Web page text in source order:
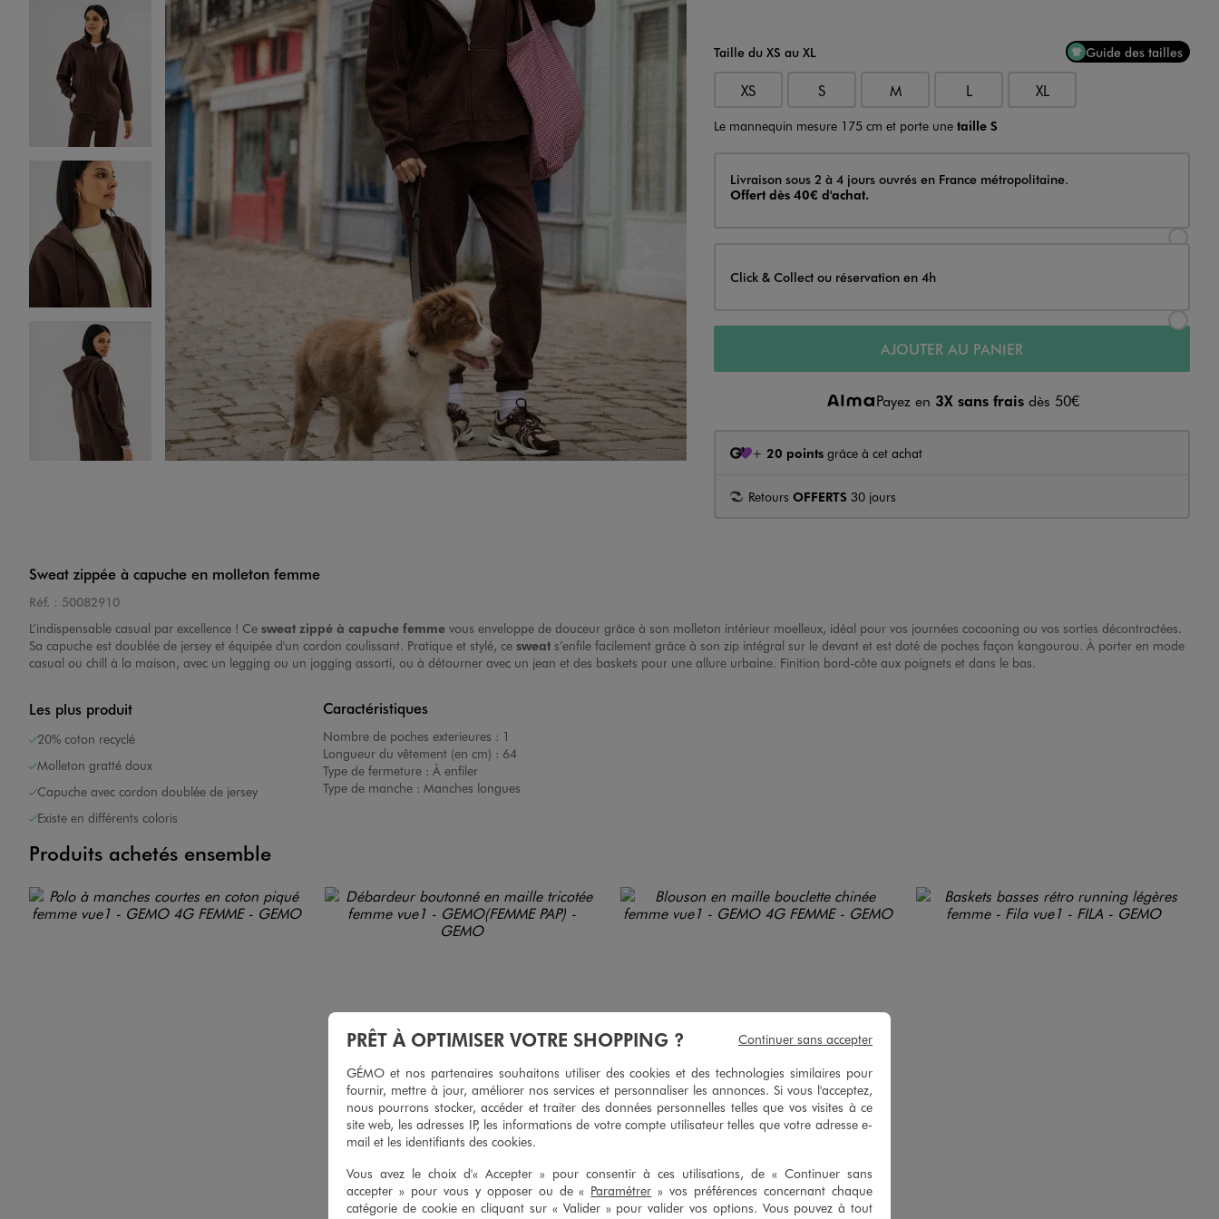
Image 2 sur 5
Image 3 sur 5
Image 5 sur 5
Taille du XS au XL Guide des tailles
XS S M L XL
Le mannequin mesure 175 cm et porte unetaille S
Livraison
Livraison sous 2 à 4 jours ouvrés en France métropolitaine.
Offert dès 40€ d'achat.
Click & Collect ou réservation en 4h
AJOUTER AU PANIER
Payez en 3X sans fraisdès 50€
+ 20 pointsgrâce à cet achat
Retours OFFERTS 30 jours
Sweat zippée à capuche en molleton femme
Réf. : 50082910
L’indispensable casual par excellence ! Ce sweat zippé à capuche femme vous enveloppe de douceur grâce à son molleton intérieur moelleux, idéal pour vos journées cocooning ou vos sorties décontractées.
Sa capuche est doublée de jersey et équipée d'un cordon coulissant. Pratique et stylé, ce sweat s’enfile facilement grâce à son zip intégral sur le devant et est doté de poches façon kangourou. À porter en mode
casual ou chill à la maison, avec un legging ou un jogging assorti, ou à détourner avec un jean et des baskets pour une allure urbaine. Finition bord-côte aux poignets et dans le bas.
Les plus produit
20% coton recyclé
Molleton gratté doux
Capuche avec cordon doublée de jersey
Existe en différents coloris
Caractéristiques
Nombre de poches exterieures : 1
Longueur du vêtement (en cm) : 64
Type de fermeture : À enfiler
Type de manche : Manches longues
Produits achetés ensemble
PRÊT À OPTIMISER VOTRE SHOPPING ?
GÉMO et nos partenaires souhaitons utiliser des cookies et des technologies similaires pour
fournir, mettre à jour, améliorer nos services et personnaliser les annonces. Si vous l'acceptez,
nous pourrons stocker, accéder et traiter des données personnelles telles que vos visites à ce
site web, les adresses IP, les informations de votre compte utilisateur telles que votre adresse e-
mail et les identifiants des cookies.
Vous avez le choix d'« Accepter » pour consentir à ces utilisations, de « Continuer sans
accepter » pour vous y opposer ou de « Paramétrer » vos préférences concernant chaque
catégorie de cookie en cliquant sur « Valider » pour valider vos options. Vous pouvez à tout
Continuer sans accepter